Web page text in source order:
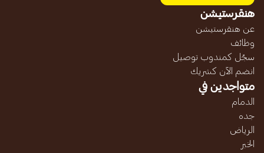
هنقرستيشن
عن هنقرستيشن
وظائف
سجّل كمندوب توصيل
انضم الآن كشريك
متواجدين في
الدمام
جده
الرياض
الخبر